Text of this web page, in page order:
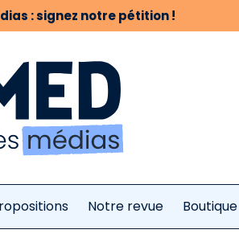
: signez notre pétition !
Notre revue Boutique